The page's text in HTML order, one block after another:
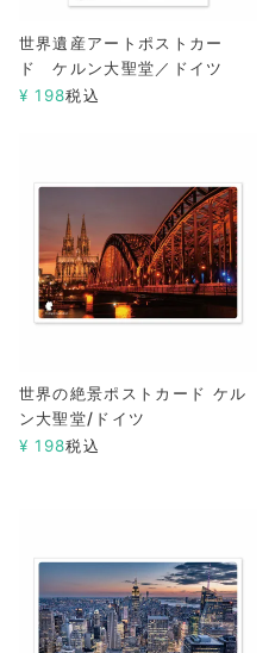
世界遺産アートポストカー
ド ケルン大聖堂／ドイツ
¥ 198税込
世界の絶景ポストカード ケル
ン大聖堂/ドイツ
¥ 198税込